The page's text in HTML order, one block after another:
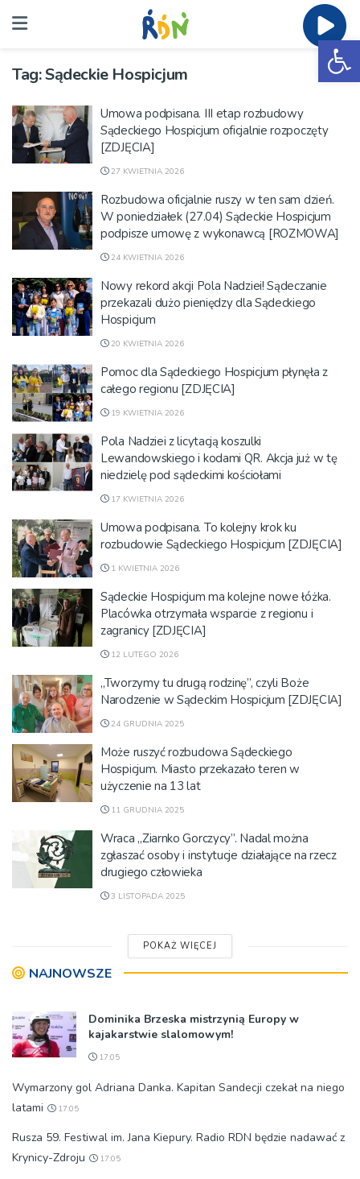
Tag:Sądeckie Hospicjum
Umowa podpisana. III etap rozbudowy
Sądeckiego Hospicjum oficjalnie rozpoczęty
[ZDJĘCIA]
27 KWIETNIA 2026
Rozbudowa oficjalnie ruszy w ten sam dzień.
W poniedziałek (27.04) Sądeckie Hospicjum
podpisze umowę z wykonawcą [ROZMOWA]
24 KWIETNIA 2026
Nowy rekord akcji Pola Nadziei! Sądeczanie
przekazali dużo pieniędzy dla Sądeckiego
Hospicjum
20 KWIETNIA 2026
Pomoc dla Sądeckiego Hospicjum płynęła z
całego regionu [ZDJĘCIA]
19 KWIETNIA 2026
Pola Nadziei z licytacją koszulki
Lewandowskiego i kodami QR. Akcja już w tę
niedzielę pod sądeckimi kościołami
17 KWIETNIA 2026
Umowa podpisana. To kolejny krok ku
rozbudowie Sądeckiego Hospicjum [ZDJĘCIA]
1 KWIETNIA 2026
Sądeckie Hospicjum ma kolejne nowe łóżka.
Placówka otrzymała wsparcie z regionu i
zagranicy [ZDJĘCIA]
12 LUTEGO 2026
„Tworzymy tu drugą rodzinę”, czyli Boże
Narodzenie w Sądeckim Hospicjum [ZDJĘCIA]
24 GRUDNIA 2025
Może ruszyć rozbudowa Sądeckiego
Hospicjum. Miasto przekazało teren w
użyczenie na 13 lat
11 GRUDNIA 2025
Wraca „Ziarnko Gorczycy”. Nadal można
zgłaszać osoby i instytucje działające na rzecz
drugiego człowieka
3 LISTOPADA 2025
POKAŻ WIĘCEJ
NAJNOWSZE
Dominika Brzeska mistrzynią Europy w
kajakarstwie slalomowym!
17:05
Wymarzony gol Adriana Danka. Kapitan Sandecji czekał na niego
latami
17:05
Rusza 59. Festiwal im. Jana Kiepury. Radio RDN będzie nadawać z
Krynicy-Zdroju
17:05